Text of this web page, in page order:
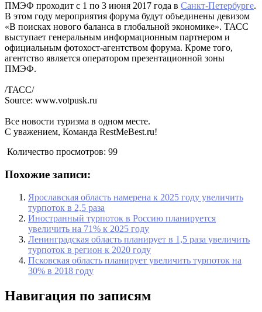
ПМЭФ проходит с 1 по 3 июня 2017 года в Санкт-Петербурге.
В этом году мероприятия форума будут объединены девизом
«В поисках нового баланса в глобальной экономике». ТАСС
выступает генеральным информационным партнером и
официальным фотохост-агентством форума. Кроме того,
агентство является оператором презентационной зоны
ПМЭФ.
/ТАСС/
Source: www.votpusk.ru
Все новости туризма в одном месте.
С уважением, Команда RestMeBest.ru!
Количество просмотров: 99
Похожие записи:
Ярославская область намерена к 2025 году увеличить
турпоток в 2,5 раза
Иностранный турпоток в Россию планируется
увеличить на 71% к 2025 году
Ленинградская область планирует в 1,5 раза увеличить
турпоток в регион к 2020 году
Псковская область планирует увеличить турпоток на
30% в 2018 году
Навигация по записям